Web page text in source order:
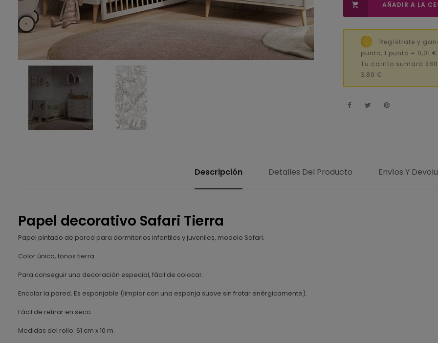
 AÑADIR A LA
Regístrate y
punto, 1 punto = 0,01
Tu carrito sumará
3,80 €.
Descripción Detalles Del Producto Envíos Y
Papel decorativo Safari Tierra
Papel pintado de pared para dormitorios infantiles y juveniles, modelo Safari.
Color único, tonos tierra.
Para conseguir una decoración especial, fácil de colocar.
Encolar la pared. Es esponjable (limpiar con una esponja suave sin frotar enérgicamente).
Fácil de retirar en seco..
Medidas del rollo: 61 cm x 10 m.